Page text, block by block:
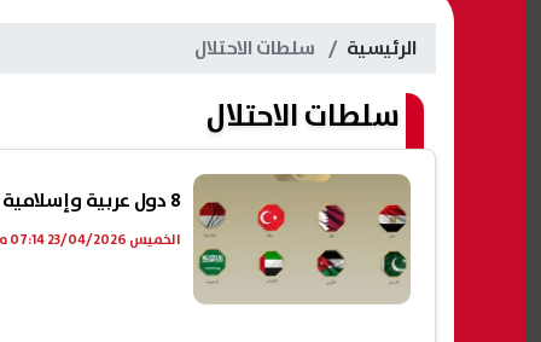
الرئيسية سلطات الاحتلال
سلطات الاحتلال
8 دول عربية وإسلامية تدين اقتحامات الأقصى وتؤكد رفض تغيير الوضع التاريخي للقدس
الخميس 23/04/2026 07:14 م